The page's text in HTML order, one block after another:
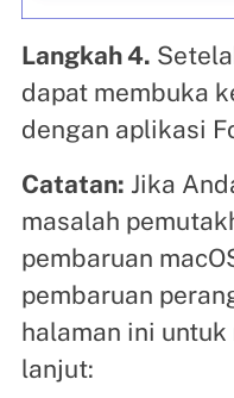
Langkah 4.
dapat membuka
dengan aplikasi
Catatan: Jika
masalah
pembaruan
pembaruan
halaman ini
lanjut: